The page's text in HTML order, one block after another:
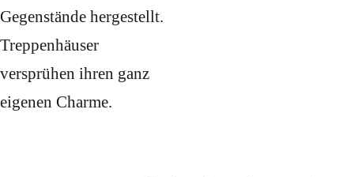
Gegenstände hergestellt.
Treppenhäuser
versprühen ihren ganz
eigenen Charme.